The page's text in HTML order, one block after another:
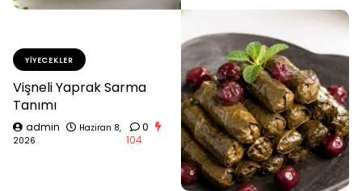
YIYECEKLER
Vişneli Yaprak Sarma
Tanımı
admin
Haziran 8,
2026
0
104